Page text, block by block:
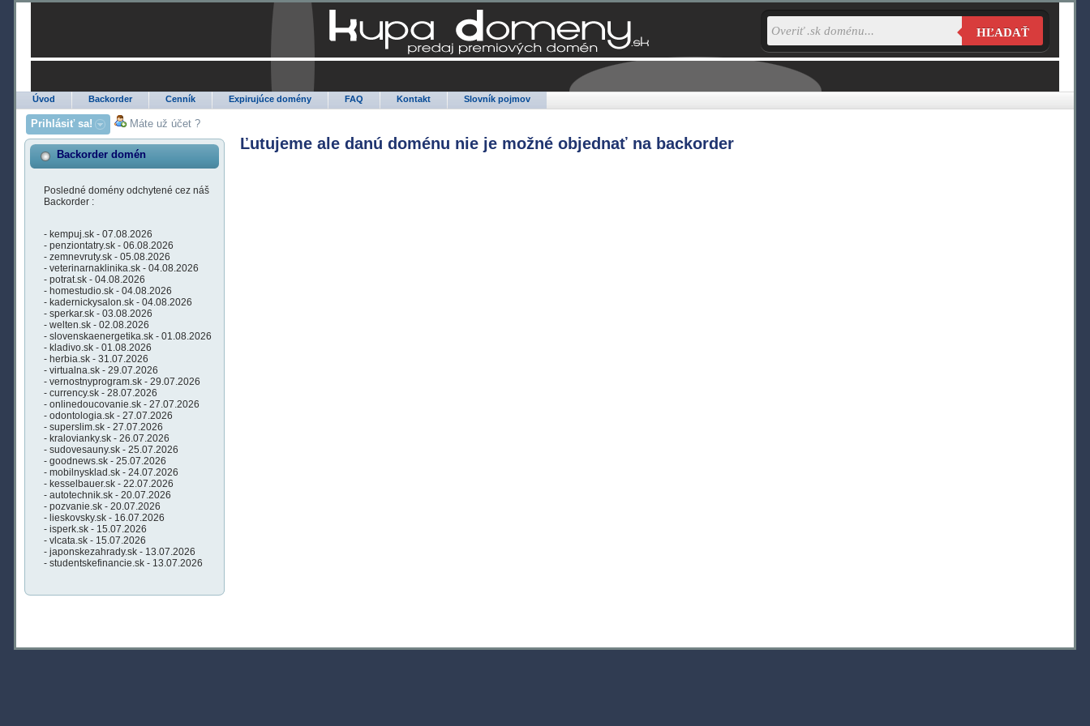
Úvod Backorder Cenník Expirujúce domény FAQ Kontakt Slovník pojmov
HĽADAŤ
Prihlásiť sa! Máte už účet ?
Backorder domén
Posledné domény odchytené cez náš
Backorder :
- kempuj.sk - 07.08.2026
- penziontatry.sk - 06.08.2026
- zemnevruty.sk - 05.08.2026
- veterinarnaklinika.sk - 04.08.2026
- potrat.sk - 04.08.2026
- homestudio.sk - 04.08.2026
- kadernickysalon.sk - 04.08.2026
- sperkar.sk - 03.08.2026
- welten.sk - 02.08.2026
- slovenskaenergetika.sk - 01.08.2026
- kladivo.sk - 01.08.2026
- herbia.sk - 31.07.2026
- virtualna.sk - 29.07.2026
- vernostnyprogram.sk - 29.07.2026
- currency.sk - 28.07.2026
- onlinedoucovanie.sk - 27.07.2026
- odontologia.sk - 27.07.2026
- superslim.sk - 27.07.2026
- kralovianky.sk - 26.07.2026
- sudovesauny.sk - 25.07.2026
- goodnews.sk - 25.07.2026
- mobilnysklad.sk - 24.07.2026
- kesselbauer.sk - 22.07.2026
- autotechnik.sk - 20.07.2026
- pozvanie.sk - 20.07.2026
- lieskovsky.sk - 16.07.2026
- isperk.sk - 15.07.2026
- vlcata.sk - 15.07.2026
- japonskezahrady.sk - 13.07.2026
- studentskefinancie.sk - 13.07.2026
Ľutujeme ale danú doménu nie je možné objednať na backorder